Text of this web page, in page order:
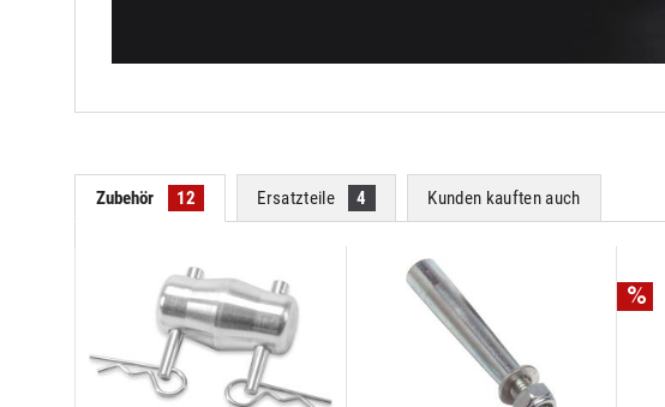
Zubehör 12 Ersatzteile 4 Kunden kauften auch